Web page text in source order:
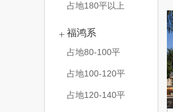
占地180平以上
福鸿系
占地80-100平
占地100-120平
占地120-140平